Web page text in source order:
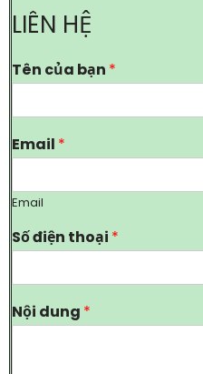
LIÊN HỆ
Tên của bạn *
Email *
Email
Số điện thoại *
Nội dung *